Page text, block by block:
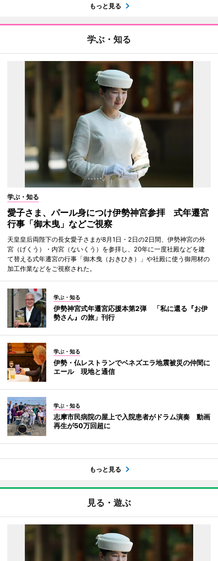
もっと見る
学ぶ・知る
学ぶ・知る
愛子さま、パール身につけ伊勢神宮参拝 式年遷宮
行事「御木曳」などご視察
天皇皇后両陛下の長女愛子さまが8月1日・2日の2日間、伊勢神宮の外
宮（げくう）・内宮（ないくう）を参拝し、20年に一度社殿などを建
て替える式年遷宮の行事「御木曳（おきひき）」や社殿に使う御用材の
加工作業などをご視察された。
学ぶ・知る
伊勢神宮式年遷宮応援本第2弾 「私に還る『お伊
勢さん』の旅」刊行
学ぶ・知る
伊勢・仏レストランでベネズエラ地震被災の仲間に
エール 現地と通信
学ぶ・知る
志摩市民病院の屋上で入院患者がドラム演奏 動画
再生が50万回超に
もっと見る
見る・遊ぶ